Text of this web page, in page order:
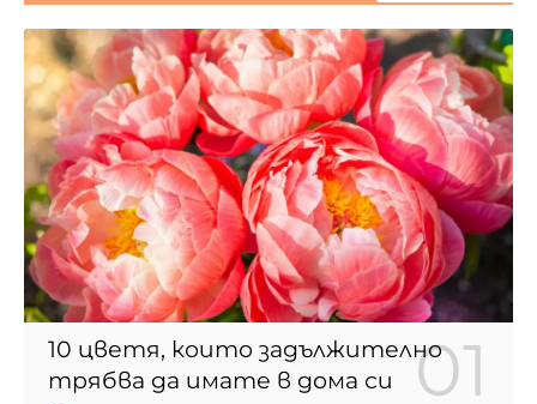
10 цветя, които задължително
трябва да имате в дома си